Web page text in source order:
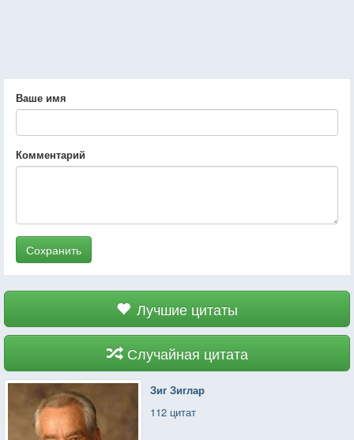
Ваше имя
Комментарий
Сохранить
Лучшие цитаты
Случайная цитата
Зиг Зиглар
112 цитат